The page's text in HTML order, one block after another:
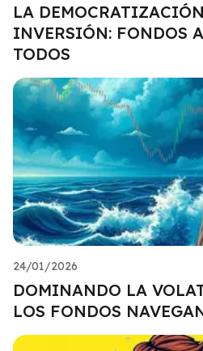
LA
INVERSIÓN: FONDOS
TODOS
24/01/2026
DOMINANDO LA
LOS FONDOS